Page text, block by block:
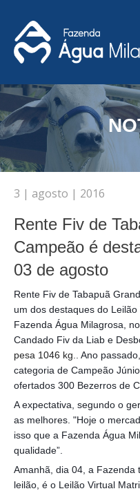
3 | agosto | 2016
Rente Fiv de
Campeão é
03 de agosto
Rente Fiv de Tabapuã
um dos destaques do
Fazenda Água Milagrosa,
Candado Fiv da Liab e
pesa 1046 kg.
. Ano
categoria de Campeão
ofertados 300 Bezerros de
A expectativa, segundo o
as melhores. "Hoje o
isso que a Fazenda Água
qualidade”.
Amanhã, dia 04, a
leilão, é o Leilão Virtual